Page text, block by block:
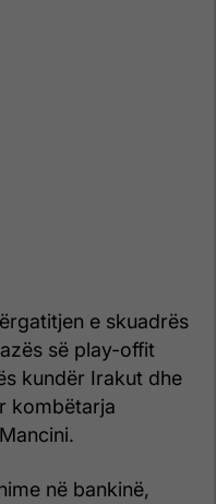
e skuadrës
së play-offit
kundër Irakut dhe
kombëtarja
në bankinë,